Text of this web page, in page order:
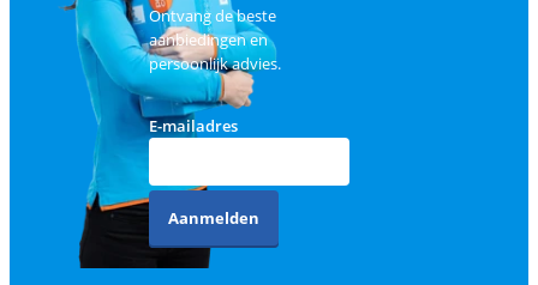
Ontvang de beste
aanbiedingen en
persoonlijk advies.
E-mailadres
Aanmelden